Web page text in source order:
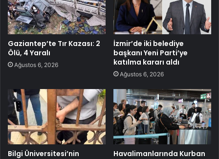
Gaziantep’te Tır Kazası: 2
Ölü, 4 Yaralı
Ağustos 6, 2026
İzmir’de iki belediye
başkanı Yeni Parti’ye
katılma kararı aldı
Ağustos 6, 2026
Bilgi Üniversitesi’nin
Havalimanlarında Kurban